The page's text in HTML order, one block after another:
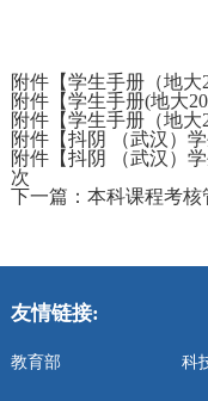
附件【学生手册（地大
附件【学生手册(地大
附件【学生手册（地大
附件【抖阴 （武汉）
附件【抖阴 （武汉）
次
下一篇： 本科课程考核
友情链接:
教育部 科